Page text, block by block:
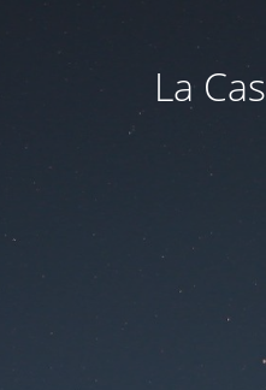
La